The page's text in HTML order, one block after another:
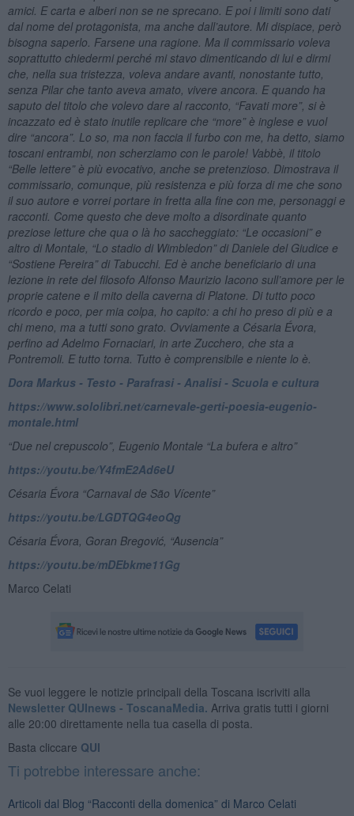
amici. E carta e alberi non se ne sprecano. E poi i limiti sono dati
dal nome del protagonista, ma anche dall’autore. Mi dispiace, però
bisogna saperlo. Farsene una ragione. Ma il commissario voleva
soprattutto chiedermi perché mi stavo dimenticando di lui e dirmi
che, nella sua tristezza, voleva andare avanti, nonostante tutto,
senza Pilar che tanto aveva amato, vivere ancora. E quando ha
saputo del titolo che volevo dare al racconto, “Favati more”, si è
incazzato ed è stato inutile replicare che “more” è inglese e vuol
dire “ancora”. Lo so, ma non faccia il furbo con me, ha detto, siamo
toscani entrambi, non scherziamo con le parole! Vabbè, il titolo
“Belle lettere” è più evocativo, anche se pretenzioso. Dimostrava il
commissario, comunque, più resistenza e più forza di me che sono
il suo autore e vorrei portare in fretta alla fine con me, personaggi e
racconti. Come questo che deve molto a disordinate quanto
preziose letture che qua o là ho saccheggiato: “Le occasioni” e
altro di Montale, “Lo stadio di Wimbledon” di Daniele del Giudice e
“Sostiene Pereira” di Tabucchi. Ed è anche beneficiario di una
lezione in rete del filosofo Alfonso Maurizio Iacono sull’amore per le
proprie catene e il mito della caverna di Platone. Di tutto poco
ricordo e poco, per mia colpa, ho capito: a chi ho preso di più e a
chi meno, ma a tutti sono grato. Ovviamente a Césaria Évora,
perfino ad Adelmo Fornaciari, in arte Zucchero, che sta a
Pontremoli. E tutto torna. Tutto è comprensibile e niente lo è.
Dora Markus - Testo - Parafrasi - Analisi - Scuola e cultura
https://www.sololibri.net/carnevale-gerti-poesia-eugenio-
montale.html
“Due nel crepuscolo”, Eugenio Montale “La bufera e altro”
https://youtu.be/Y4fmE2Ad6eU
Césaria Évora “Carnaval de São Vícente”
https://youtu.be/LGDTQG4eoQg
Césaria Évora, Goran Bregović, “Ausencia”
https://youtu.be/mDEbkme11Gg
Marco Celati
Se vuoi leggere le notizie principali della Toscana iscriviti alla
Newsletter QUInews - ToscanaMedia. Arriva gratis tutti i giorni
alle 20:00 direttamente nella tua casella di posta.
Basta cliccare QUI
Ti potrebbe interessare anche:
Articoli dal Blog “Racconti della domenica” di Marco Celati